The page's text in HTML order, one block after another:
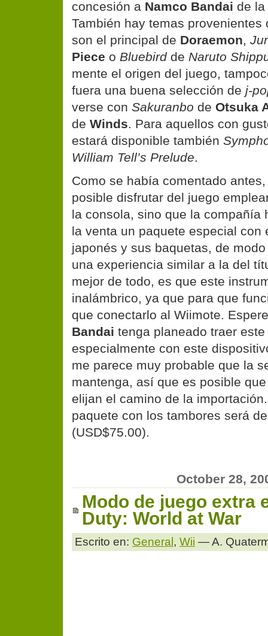
concesión a Namco Bandai de
También hay temas provenientes
son el principal de Doraemon,
Piece o Bluebirdde Naruto
mente el origen del juego,
fuera una buena selección de j-
verse con Sakuranbo de Otsuka
de Winds. Para aquellos con
estará disponible también
William Tell’s Prelude.
Como se había comentado
posible disfrutar del juego
la consola, sino que la compañía
la venta un paquete especial con
japonés y sus baquetas, de
una experiencia similar a la del
mejor de todo, es que este
inalámbrico, ya que para que
que conectarlo al Wiimote.
Bandai tenga planeado traer
especialmente con este
me parece muy probable que la
mantenga, así que es posible
elijan el camino de la
paquete con los tambores será
(USD$75.00).
October 28,
Modo de juego extra
Duty: World at War
Escrito en: General , Wii — A.